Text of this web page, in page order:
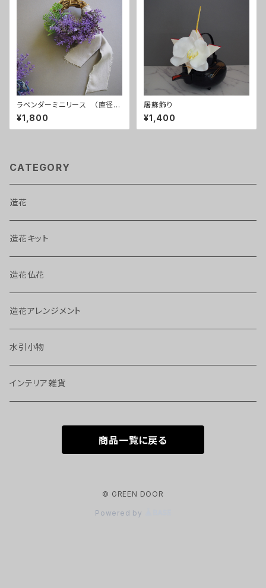
ラベンダーミニリース （直径約
12㎝）
¥1,800
屠蘇飾り
¥1,400
CATEGORY
造花
造花キット
造花仏花
造花アレンジメント
水引小物
インテリア雑貨
商品一覧に戻る
© GREEN DOOR
Powered by